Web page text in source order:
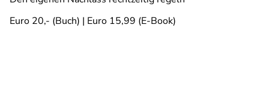
Euro 20,- (Buch) | Euro 15,99 (E-Book)